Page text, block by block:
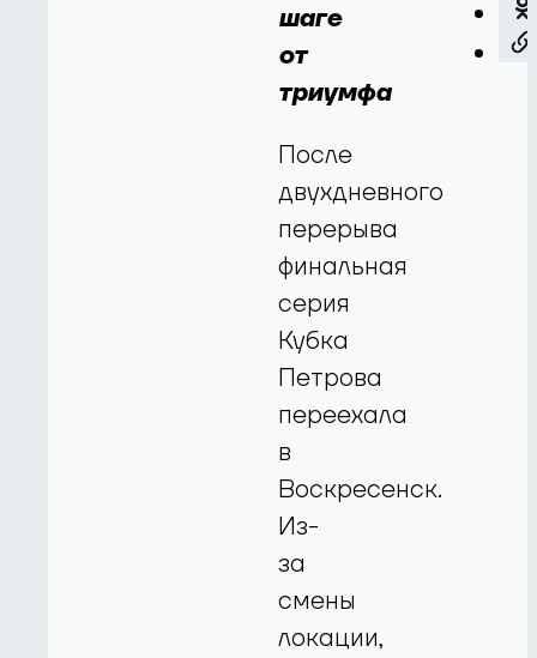
шаге
от
триумфа
После
двухдневного
перерыва
финальная
серия
Кубка
Петрова
переехала
в
Воскресенск.
Из-
за
смены
локации,